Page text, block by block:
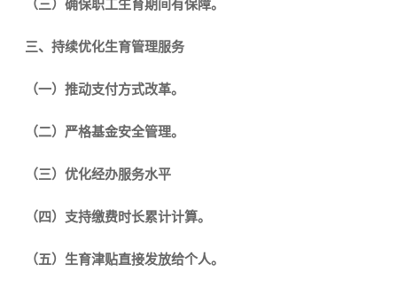
（三）确保职工生育期间有保障。
三、 持续优化生育管理服务
（一）推动支付方式改革。
（二）严格基金安全管理。
（三）优化经办服务水平
（四）支持缴费时长累计计算。
（五）生育津贴直接发放给个人。